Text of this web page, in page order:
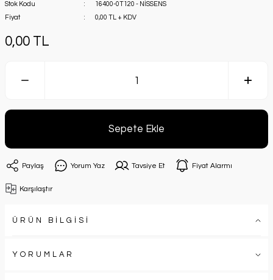
Stok Kodu
16400-0T120 - NİSSENS
Fiyat
0,00 TL + KDV
0,00 TL
Sepete Ekle
Paylaş Yorum Yaz Tavsiye Et Fiyat Alarmı
Karşılaştır
ÜRÜN BİLGİSİ
YORUMLAR